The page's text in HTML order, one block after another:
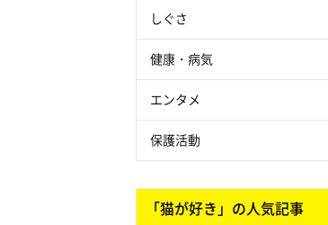
しぐさ
健康・病気
エンタメ
保護活動
「猫が好き」の人気記事